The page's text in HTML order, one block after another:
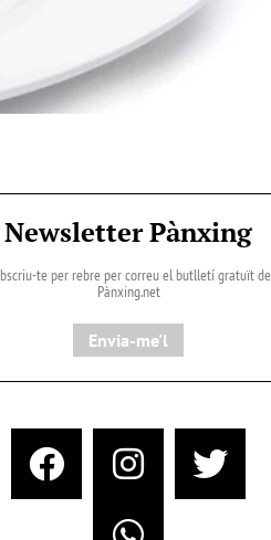
Newsletter Pànxing
te per rebre per correu el butlletí gratuït de
Pànxing.net​
Envia-me'l